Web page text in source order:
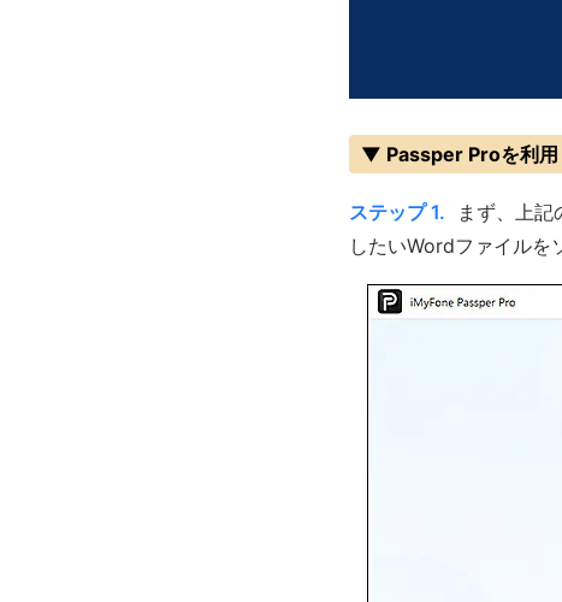
▼ Passper Proを利用
ステップ 1.
まず、上
したいWordファイルを